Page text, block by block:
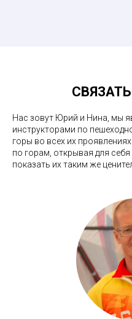
Нас зовут Юрий и Нина, мы
инструкторами по
горы во всех их
по горам, открывая для
показать их таким же